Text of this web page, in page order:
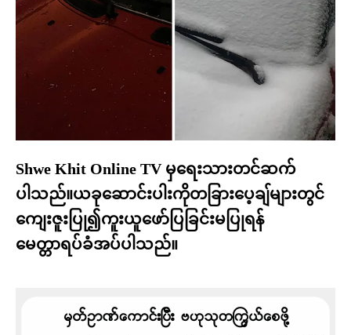
Shwe Khit Online TV မှရေးသားတင်ဆက်
ပါသည်။ယခုဆောင်းပါးကိုတခြားပေ့ချ်များတွင်
ကျေးဇူးပြု၍ကူးယူဖော်ပြခြင်းမပြုရန်
မေတ္တာရပ်ခံအပ်ပါသည်။